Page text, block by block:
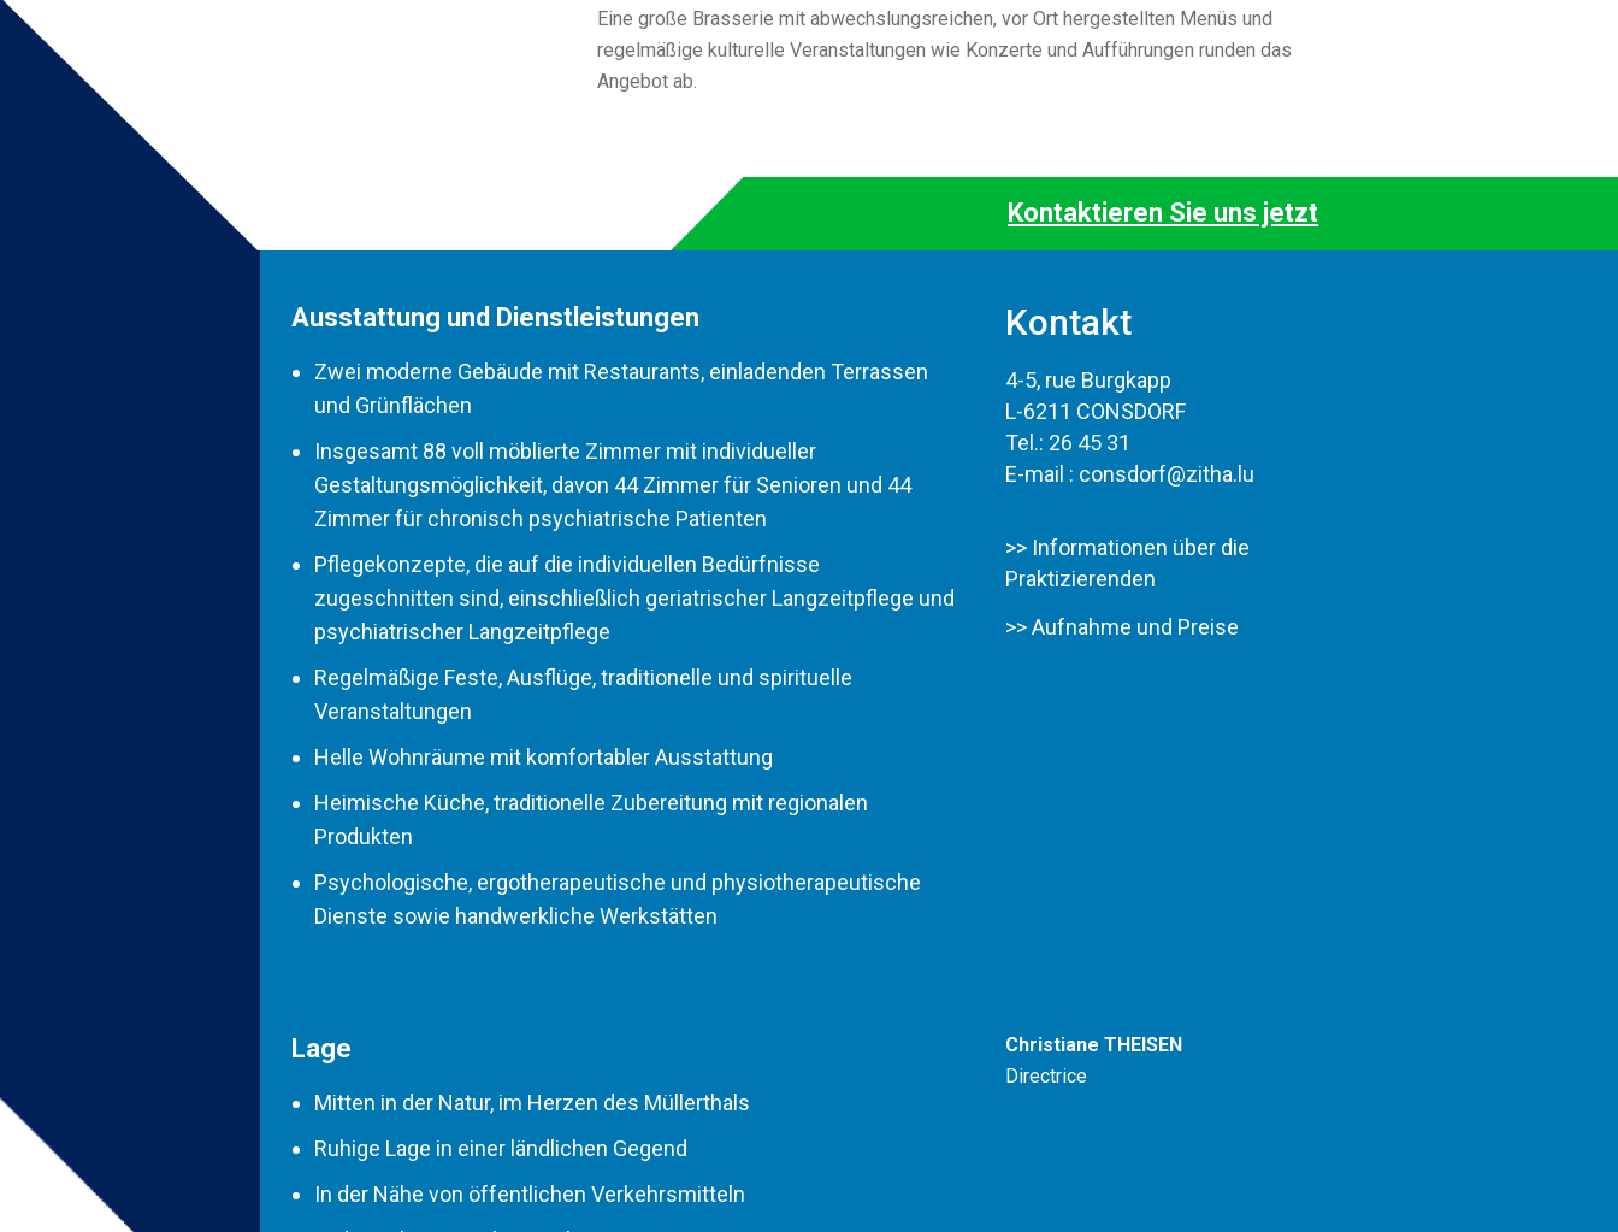
Eine große Brasserie mit abwechslungsreichen, vor Ort hergestellten Menüs und
regelmäßige kulturelle Veranstaltungen wie Konzerte und Aufführungen runden das
Angebot ab.
Kontaktieren Sie uns jetzt
Ausstattung und Dienstleistungen
Zwei moderne Gebäude mit Restaurants, einladenden Terrassen
und Grünflächen
Insgesamt 88 voll möblierte Zimmer mit individueller
Gestaltungsmöglichkeit, davon 44 Zimmer für Senioren und 44
Zimmer für chronisch psychiatrische Patienten
Pflegekonzepte, die auf die individuellen Bedürfnisse
zugeschnitten sind, einschließlich geriatrischer Langzeitpflege und
psychiatrischer Langzeitpflege
Regelmäßige Feste, Ausflüge, traditionelle und spirituelle
Veranstaltungen
Helle Wohnräume mit komfortabler Ausstattung
Heimische Küche, traditionelle Zubereitung mit regionalen
Produkten
Psychologische, ergotherapeutische und physiotherapeutische
Dienste sowie handwerkliche Werkstätten
Kontakt
4-5, rue Burgkapp
L-6211 CONSDORF
Tel.: 26 45 31
E-mail : consdorf@zitha.lu
>> Informationen über die
Praktizierenden
>> Aufnahme und Preise
Lage
Mitten in der Natur, im Herzen des Müllerthals
Ruhige Lage in einer ländlichen Gegend
In der Nähe von öffentlichen Verkehrsmitteln
Christiane THEISEN
Directrice